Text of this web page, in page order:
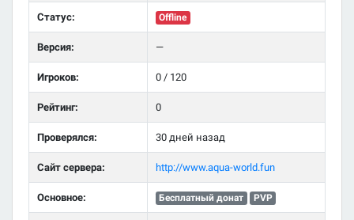
Статус: Offline
Версия: —
Игроков: 0 / 120
Рейтинг: 0
Проверялся: 30 дней назад
Сайт сервера: http://www.aqua-world.fun
Основное: Бесплатный донат PVP